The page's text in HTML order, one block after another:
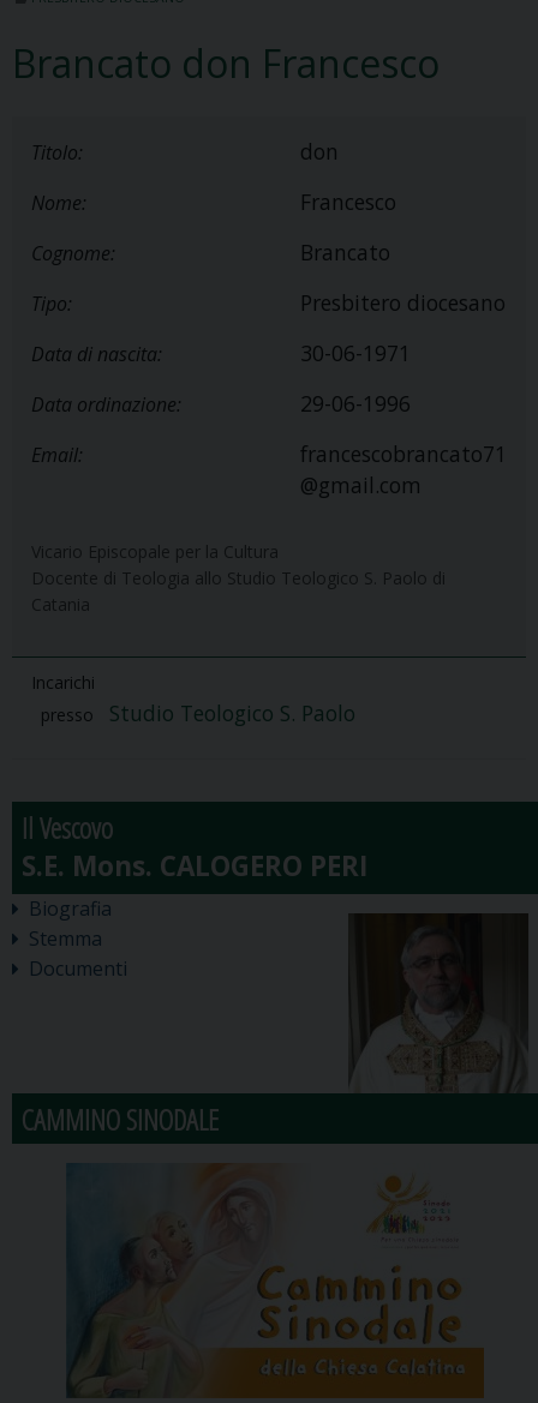
Brancato don Francesco
Titolo: don
Nome: Francesco
Cognome: Brancato
Tipo: Presbitero diocesano
Data di nascita: 30-06-1971
Data ordinazione: 29-06-1996
Email:
francescobrancato71
@gmail.com
Vicario Episcopale per la Cultura
Docente di Teologia allo Studio Teologico S. Paolo di
Catania
Incarichi
presso
Studio Teologico S. Paolo
Il Vescovo
Biografia
Stemma
Documenti
CAMMINO SINODALE